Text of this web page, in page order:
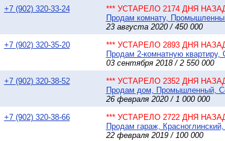
+7 (902) 320-33-24
*** УСТАРЕЛО 2174 ДНЯ
Продам комнату,
23 августа 2020 / 450 000
+7 (902) 320-35-20
*** УСТАРЕЛО 2893 ДНЯ
Продам 2-комнатную квартиру,
03 сентября 2018 / 2 550 000
+7 (902) 320-38-52
*** УСТАРЕЛО 2352 ДНЯ
Продам дом, Промышленный,
26 февраля 2020 / 1 000 000
+7 (902) 320-38-66
*** УСТАРЕЛО 2722 ДНЯ
Продам гараж,
22 февраля 2019 / 100 000